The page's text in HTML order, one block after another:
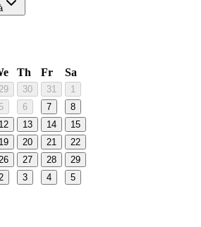
Th Fr Sa
29 30 31
1
5 6 7
8
12 13 14
15
19 20 21
22
27 28
29
3 4 5